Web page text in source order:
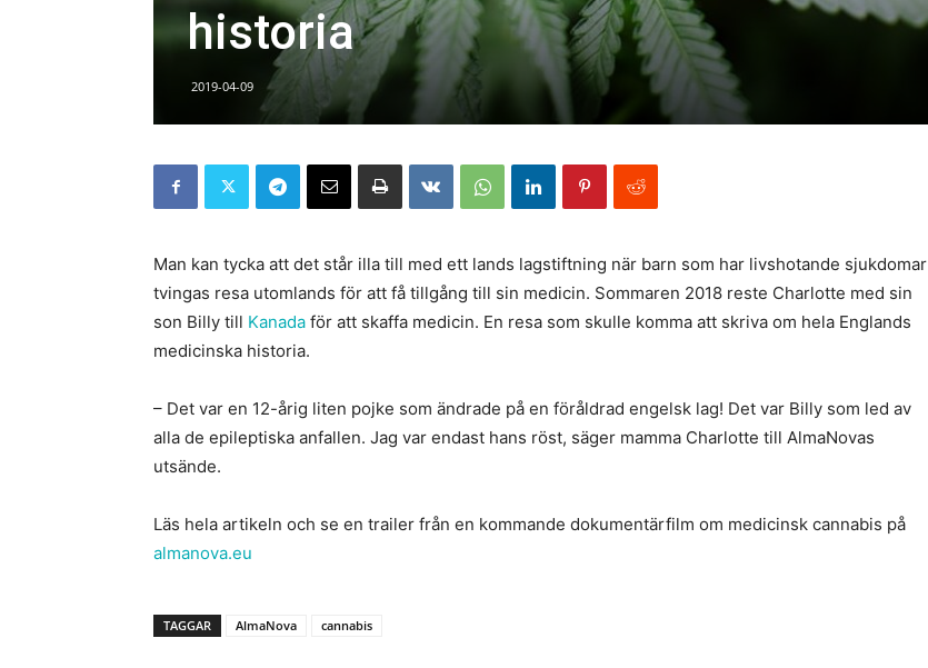
historia
2019-04-09
Man kan tycka att det står illa till med ett lands lagstiftning när barn som har livshotande sjukdomar
tvingas resa utomlands för att få tillgång till sin medicin. Sommaren 2018 reste Charlotte med sin
son Billy till Kanada för att skaffa medicin. En resa som skulle komma att skriva om hela Englands
medicinska historia.
– Det var en 12-årig liten pojke som ändrade på en föråldrad engelsk lag! Det var Billy som led av
alla de epileptiska anfallen. Jag var endast hans röst, säger mamma Charlotte till AlmaNovas
utsände.
Läs hela artikeln och se en trailer från en kommande dokumentärfilm om medicinsk cannabis på
almanova.eu
TAGGAR AlmaNova cannabis